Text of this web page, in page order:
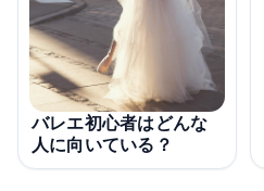
バレエ初心者はどんな
人に向いている？